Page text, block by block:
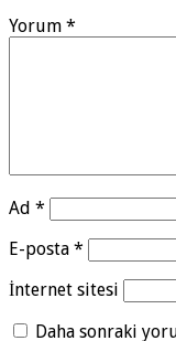
Yorum *
Ad *
E-posta *
İnternet sitesi
Daha sonraki